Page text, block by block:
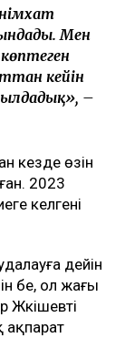
Мен
кейін
–
кезде өзін
2023
келгені
дейін
бе, ол жағы
Жәкішевті